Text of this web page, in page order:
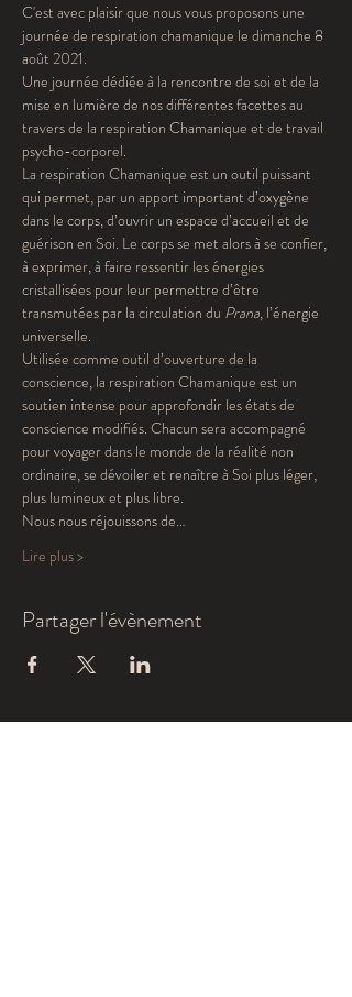
C'est avec plaisir que nous vous proposons une
journée de respiration chamanique le dimanche 8
août 2021.
Une journée dédiée à la rencontre de soi et de la
mise en lumière de nos différentes facettes au
travers de la respiration Chamanique et de travail
psycho-corporel.
La respiration Chamanique est un outil puissant
qui permet, par un apport important d’oxygène
dans le corps, d’ouvrir un espace d’accueil et de
guérison en Soi. Le corps se met alors à se confier,
à exprimer, à faire ressentir les énergies
cristallisées pour leur permettre d’être
transmutées par la circulation du Prana, l’énergie
universelle.
Utilisée comme outil d’ouverture de la
conscience, la respiration Chamanique est un
soutien intense pour approfondir les états de
conscience modifiés. Chacun sera accompagné
pour voyager dans le monde de la réalité non
ordinaire, se dévoiler et renaître à Soi plus léger,
plus lumineux et plus libre.
Nous nous réjouissons de…
Lire plus >
Partager l'évènement